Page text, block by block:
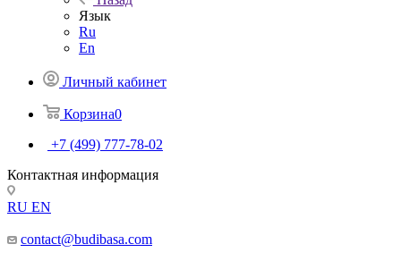
Язык
Ru
En
Личный кабинет
Корзина0
+7 (499) 777-78-02
Контактная информация
RU EN
contact@budibasa.com